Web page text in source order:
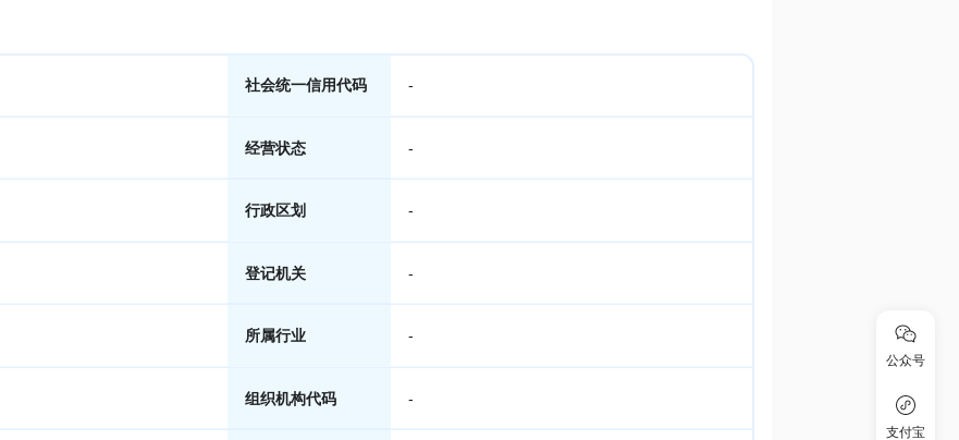
社会统一信用代码 -
经营状态 -
行政区划 -
登记机关 -
所属行业 -
组织机构代码 -
公众号
支付宝